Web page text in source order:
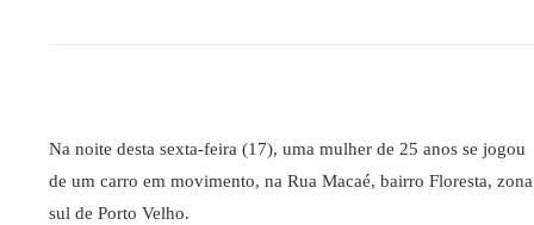
Na noite desta sexta-feira (17), uma mulher de 25 anos se jogou
de um carro em movimento, na Rua Macaé, bairro Floresta, zona
sul de Porto Velho.